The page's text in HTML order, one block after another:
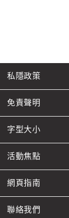
私隱政策
免責聲明
字型大小
活動焦點
網頁指南
聯絡我們